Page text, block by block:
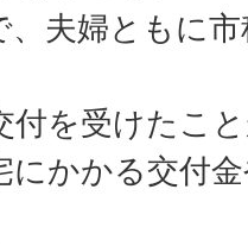
、夫婦ともに
付を受けたこ
にかかる交付